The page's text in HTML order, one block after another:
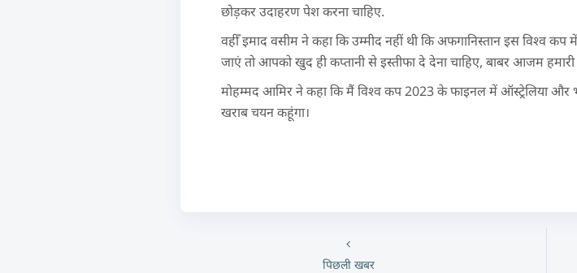
छोड़कर उदाहरण पेश करना चाहिए.
वहीँ इमाद वसीम ने कहा कि उम्मीद नहीं थी कि अफगानिस्तान इस विश्व
जाएं तो आपको खुद ही कप्तानी से इस्तीफा दे देना चाहिए, बाबर आजम
मोहम्मद आमिर ने कहा कि मैं विश्व कप 2023 के फाइनल में ऑस्ट्रेलिया
खराब चयन कहूंगा।
पिछली खबर